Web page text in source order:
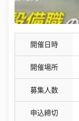
開催日時
開催場所
募集人数
申込締切